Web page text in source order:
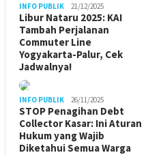
INFO PUBLIK 21/12/2025
Libur Nataru 2025: KAI
Tambah Perjalanan
Commuter Line
Yogyakarta-Palur, Cek
Jadwalnya!
INFO PUBLIK 26/11/2025
STOP Penagihan Debt
Collector Kasar: Ini Aturan
Hukum yang Wajib
Diketahui Semua Warga